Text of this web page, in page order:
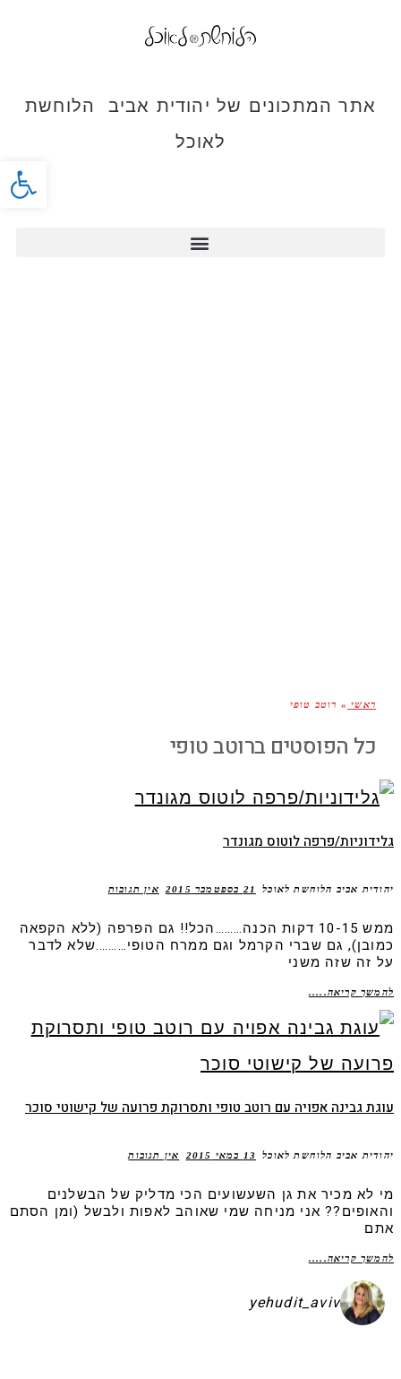
אתר המתכונים של יהודית אביב הלוחשת
לאוכל
ראשי » רוטב טופי
כל הפוסטים ברוטב טופי
גלידוניות/פרפה לוטוס מגונדר
יהודית אביב הלוחשת לאוכל 21 בספטמבר 2015 אין תגובות
ממש 10-15 דקות הכנה………הכל!! גם הפרפה (ללא הקפאה
כמובן), גם שברי הקרמל וגם ממרח הטופי……….שלא לדבר
על זה שזה משני
להמשך קריאה.....
עוגת גבינה אפויה עם רוטב טופי ותסרוקת פרועה של קישוטי סוכר
יהודית אביב הלוחשת לאוכל 13 במאי 2015 אין תגובות
מי לא מכיר את גן השעשועים הכי מדליק של הבשלנים
והאופים?? אני מניחה שמי שאוהב לאפות ולבשל (ומן הסתם
אתם
להמשך קריאה.....
yehudit_aviv
פתח